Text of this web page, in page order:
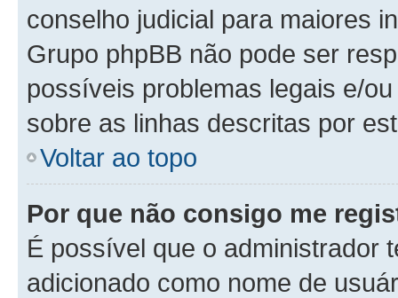
conselho judicial para maiores
Grupo phpBB não pode ser
possíveis problemas legais e/
sobre as linhas descritas por
Voltar ao topo
Por que não consigo me
É possível que o administrador
adicionado como nome de